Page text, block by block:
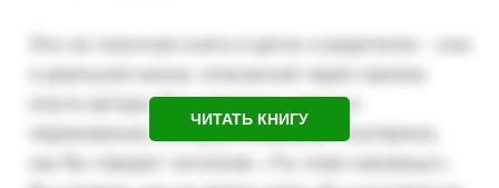
ЧИТАТЬ КНИГУ